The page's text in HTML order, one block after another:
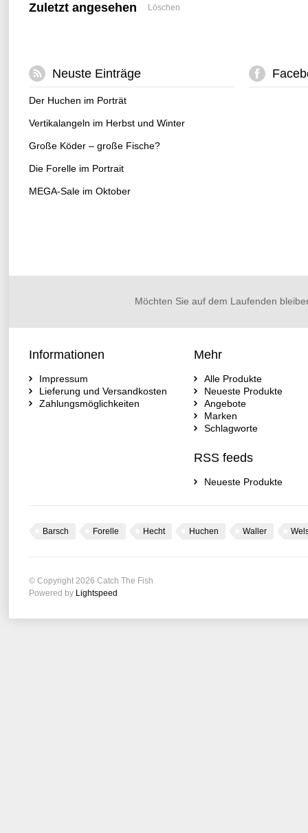
Zuletzt angesehen Löschen
Neuste Einträge
Der Huchen im Porträt
Vertikalangeln im Herbst und Winter
Große Köder – große Fische?
Die Forelle im Portrait
MEGA-Sale im Oktober
Möchten Sie auf dem Laufenden
Informationen
Impressum
Lieferung und Versandkosten
Zahlungsmöglichkeiten
Mehr
Alle Produkte
Neueste Produkte
Angebote
Marken
Schlagworte
RSS feeds
Neueste Produkte
Barsch Forelle Hecht Huchen Waller
© Copyright 2026 Catch The Fish
Powered by Lightspeed